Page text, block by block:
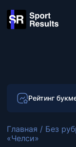
Рейтинг
Главная / Без
«Челси»